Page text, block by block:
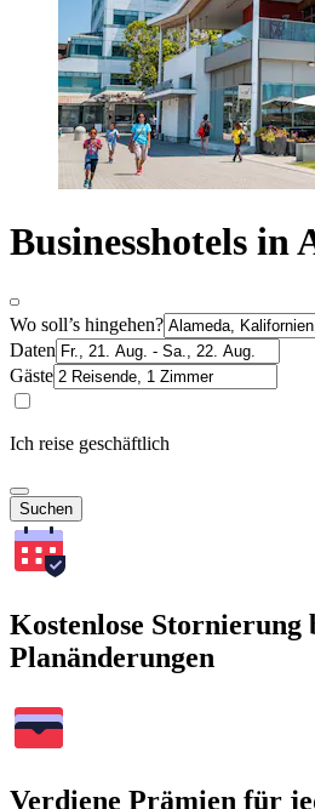
Businesshotels in
Wo soll’s hingehen?
Daten
Gäste
Ich reise geschäftlich
Suchen
Kostenlose Stornierung
Planänderungen
Verdiene Prämien für